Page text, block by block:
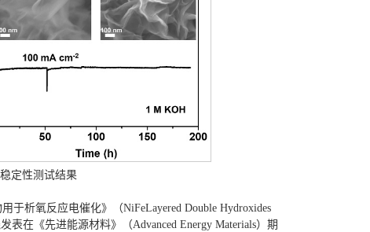
定性测试结果
析氧反应电催化》（NiFeLayered Double Hydroxides
表在《先进能源材料》（Advanced Energy Materials）期